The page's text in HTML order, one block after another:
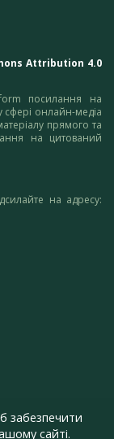
Attribution 4.0
посилання на
сфері онлайн-медіа
прямого та
на цитований
на адресу:
забезпечити
сайті.